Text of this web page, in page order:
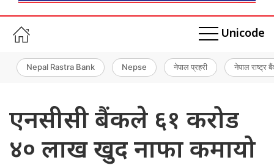
Unicode
Nepal Rastra Bank Nepse नेपाल प्रहरी नेपाल राष्ट्र
एनसीसी बैंकले ६१ करोड
४० लाख खुद नाफा कमायो